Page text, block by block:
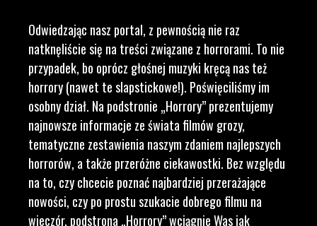
Odwiedzając nasz portal, z pewnością nie raz
natknęliście się na treści związane z horrorami. To nie
przypadek, bo oprócz głośnej muzyki kręcą nas też
horrory (nawet te slapstickowe!). Poświęciliśmy im
osobny dział. Na podstronie „Horrory” prezentujemy
najnowsze informacje ze świata filmów grozy,
tematyczne zestawienia naszym zdaniem najlepszych
horrorów, a także przeróżne ciekawostki. Bez względu
na to, czy chcecie poznać najbardziej przerażające
nowości, czy po prostu szukacie dobrego filmu na
wieczór, podstrona „Horrory” wciągnie Was jak